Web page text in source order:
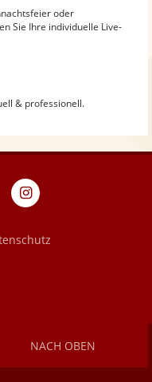
oder
Sie Ihre individuelle Live-
& professionell.
eventpeppers
NACH OBEN